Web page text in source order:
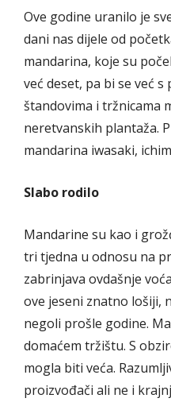
Ove godine uranilo je
dani nas dijele od
mandarina, koje su
već deset, pa bi se već
štandovima i tržnicama
neretvanskih plantaža.
mandarina iwasaki,
Slabo rodilo
Mandarine su kao i
tri tjedna u odnosu na
zabrinjava ovdašnje
ove jeseni znatno lošiji,
negoli prošle godine.
domaćem tržištu. S
mogla biti veća.
proizvođači ali ne i